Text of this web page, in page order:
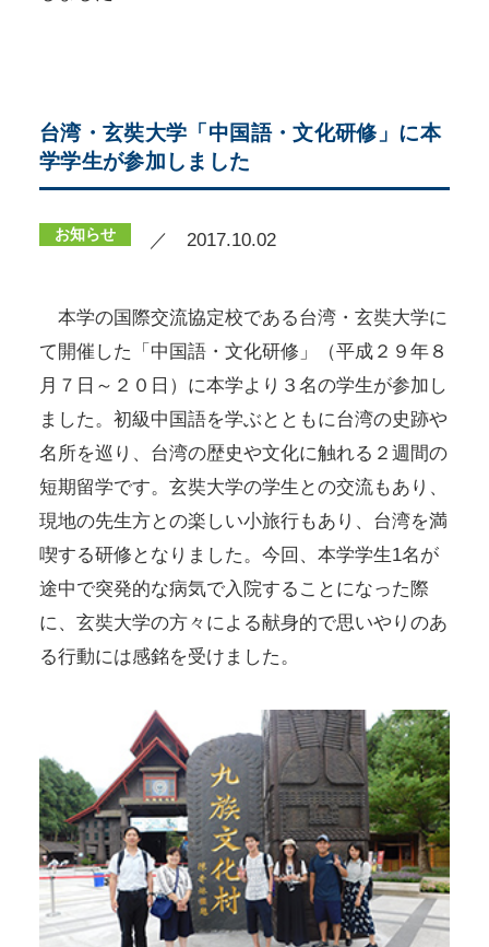
台湾・玄奘大学「中国語・文化研修」に本
学学生が参加しました
お知らせ ／ 2017.10.02
本学の国際交流協定校である台湾・玄奘大学に
て開催した「中国語・文化研修」（平成２９年８
月７日～２０日）に本学より３名の学生が参加し
ました。初級中国語を学ぶとともに台湾の史跡や
名所を巡り、台湾の歴史や文化に触れる２週間の
短期留学です。玄奘大学の学生との交流もあり、
現地の先生方との楽しい小旅行もあり、台湾を満
喫する研修となりました。今回、本学学生1名が
途中で突発的な病気で入院することになった際
に、玄奘大学の方々による献身的で思いやりのあ
る行動には感銘を受けました。